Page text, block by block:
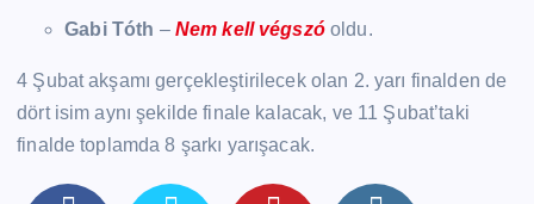
Gabi Tóth – Nem kell végszóoldu.
4 Şubat akşamı gerçekleştirilecek olan 2. yarı finalden de
dört isim aynı şekilde finale kalacak, ve 11 Şubat’taki
finalde toplamda 8 şarkı yarışacak.